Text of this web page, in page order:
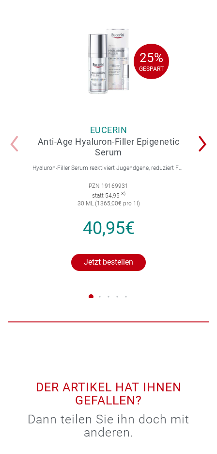
25%
GESPART
25%
GESPART
EUCERIN
Anti-Age Hyaluron-Filler Epigenetic
Serum
Hyaluron-Filler Serum reaktiviert Jugendgene, reduziert Falten und feine Linien, spendet intensive Feuchtigkeit und strafft die Gesichtskonturen.
PZN 19169931
statt 54,95 3)
30 ML (1365,00€ pro 1l)
40,95€
Jetzt bestellen
DER ARTIKEL HAT IHNEN
GEFALLEN?
Dann teilen Sie ihn doch mit
anderen.